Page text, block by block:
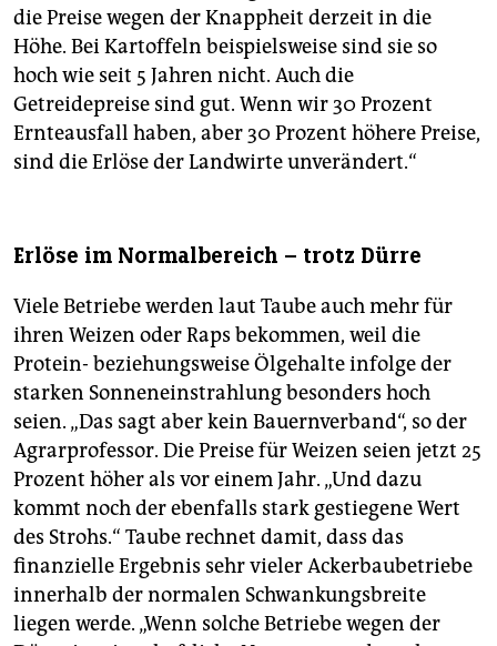
die Preise wegen der Knappheit derzeit in die
Höhe. Bei Kartoffeln beispielsweise sind sie so
hoch wie seit 5 Jahren nicht. Auch die
Getreidepreise sind gut. Wenn wir 30 Prozent
Ernteausfall haben, aber 30 Prozent höhere Preise,
sind die Erlöse der Landwirte unverändert.“
Erlöse im Normalbereich – trotz Dürre
Viele Betriebe werden laut Taube auch mehr für
ihren Weizen oder Raps bekommen, weil die
Protein- beziehungsweise Ölgehalte infolge der
starken Sonneneinstrahlung besonders hoch
seien. „Das sagt aber kein Bauernverband“, so der
Agrarprofessor. Die Preise für Weizen seien jetzt 25
Prozent höher als vor einem Jahr. „Und dazu
kommt noch der ebenfalls stark gestiegene Wert
des Strohs.“ Taube rechnet damit, dass das
finanzielle Ergebnis sehr vieler Ackerbaubetriebe
innerhalb der normalen Schwankungsbreite
liegen werde. „Wenn solche Betriebe wegen der